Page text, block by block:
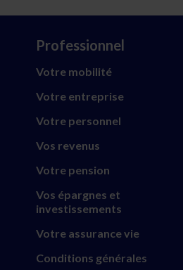
Professionnel
Votre mobilité
Votre entreprise
Votre personnel
Vos revenus
Votre pension
Vos épargnes et
investissements
Votre assurance vie
Conditions générales